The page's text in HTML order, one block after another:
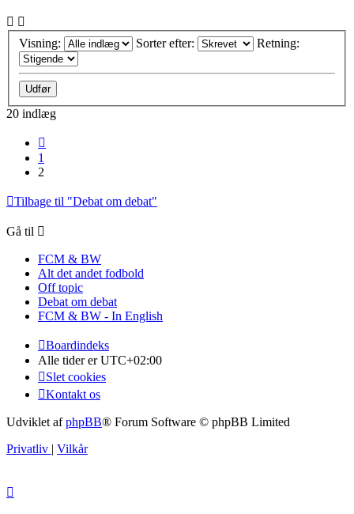
Visning: Sorter efter: Retning:
20 indlæg
1
2
Tilbage til "Debat om debat"
Gå til
FCM & BW
Alt det andet fodbold
Off topic
Debat om debat
FCM & BW - In English
Boardindeks
Alle tider erUTC+02:00
Slet cookies
Kontakt os
Udviklet afphpBB® Forum Software © phpBB Limited
Privatliv | Vilkår